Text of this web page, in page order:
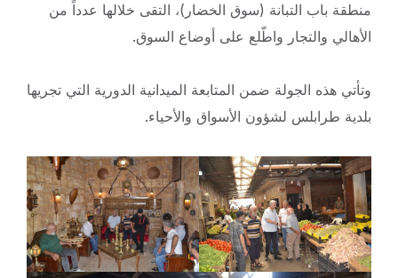
منطقة باب التبانة (سوق الخضار)، التقى خلالها عدداً من
الأهالي والتجار واطّلع على أوضاع السوق.
وتأتي هذه الجولة ضمن المتابعة الميدانية الدورية التي تجريها
بلدية طرابلس لشؤون الأسواق والأحياء.